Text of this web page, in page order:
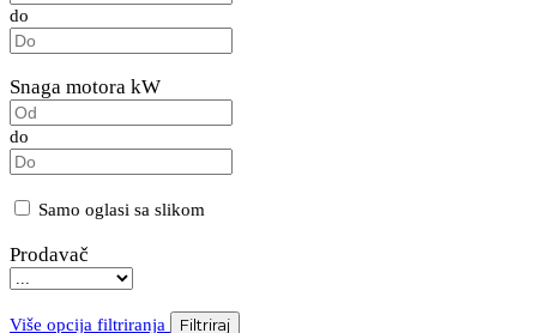
do
Snaga motora kW
do
Samo oglasi sa slikom
Prodavač
Više opcija filtriranja Filtriraj